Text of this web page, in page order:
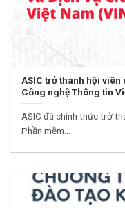
ASIC trở thành hội viên
Công nghệ Thông tin
ASIC đã chính thức trở
Phần mềm...